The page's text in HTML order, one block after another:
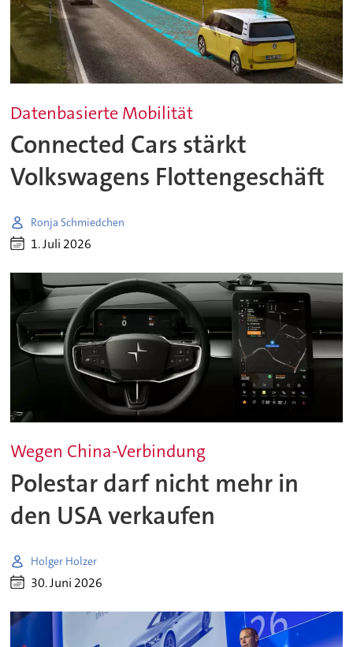
Datenbasierte Mobilität
Connected Cars stärkt
Volkswagens Flottengeschäft
Ronja Schmiedchen
1. Juli 2026
Wegen China-Verbindung
Polestar darf nicht mehr in
den USA verkaufen
Holger Holzer
30. Juni 2026